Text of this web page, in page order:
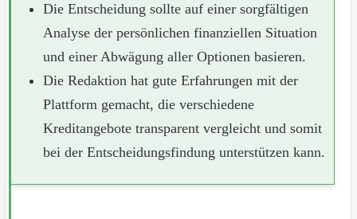
Die Entscheidung sollte auf einer sorgfältigen
Analyse der persönlichen finanziellen Situation
und einer Abwägung aller Optionen basieren.
Die Redaktion hat gute Erfahrungen mit der
Plattform gemacht, die verschiedene
Kreditangebote transparent vergleicht und somit
bei der Entscheidungsfindung unterstützen kann.